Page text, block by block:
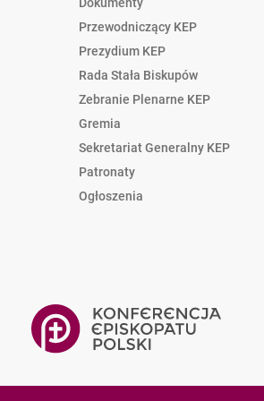
Przewodniczący KEP
Prezydium KEP
Rada Stała Biskupów
Zebranie Plenarne KEP
Gremia
Sekretariat Generalny KEP
Patronaty
Ogłoszenia